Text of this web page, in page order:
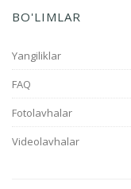
BO'LIMLAR
Yangiliklar
FAQ
Fotolavhalar
Videolavhalar